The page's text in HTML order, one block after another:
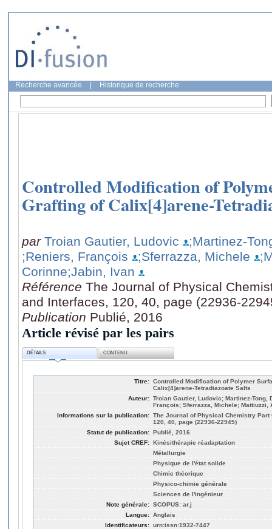
Recherche avancée Historique de recherche
Controlled Modification of
Grafting of Calix[4]arene-
par Troian Gautier, Ludovic
;Martinez-
;Reniers, François
;Sferrazza, Michele
Corinne;Jabin, Ivan
Référence The Journal of Physical
and Interfaces, 120, 40, page (22936-
Publication Publié, 2016
Article révisé par les pairs
DÉTAILS CONTENU
Titre: Controlled Modification of Polymer
Calix[4]arene-Tetradiazoate Salts
Auteur: Troian Gautier, Ludovic; Martinez-
François; Sferrazza, Michele;
Informations sur la publication: The Journal of Physical Chemistry Part
120, 40, page (22936-22945)
Statut de publication: Publié, 2016
Sujet CREF: Kinésithérapie réadaptation
Métallurgie
Physique de l'état solide
Chimie théorique
Physico-chimie générale
Sciences de l'ingénieur
Note générale: SCOPUS: ar.j
Langue: Anglais
Identificateurs: urn:issn:1932-7447